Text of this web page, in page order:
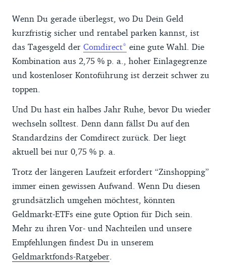
Wenn Du gerade überlegst, wo Du Dein Geld
kurzfristig sicher und rentabel parken kannst, ist
das Tagesgeld der Comdirect
eine gute Wahl. Die
Kombination aus 2,75 % p. a., hoher Einlagegrenze
und kostenloser Kontoführung ist derzeit schwer zu
toppen.
Und Du hast ein halbes Jahr Ruhe, bevor Du wieder
wechseln solltest. Denn dann fällst Du auf den
Standardzins der Comdirect zurück. Der liegt
aktuell bei nur 0,75 % p. a.
Trotz der längeren Laufzeit erfordert “Zinshopping”
immer einen gewissen Aufwand. Wenn Du diesen
grundsätzlich umgehen möchtest, könnten
Geldmarkt-ETFs eine gute Option für Dich sein.
Mehr zu ihren Vor- und Nachteilen und unsere
Empfehlungen findest Du in unserem
Geldmarktfonds-Ratgeber